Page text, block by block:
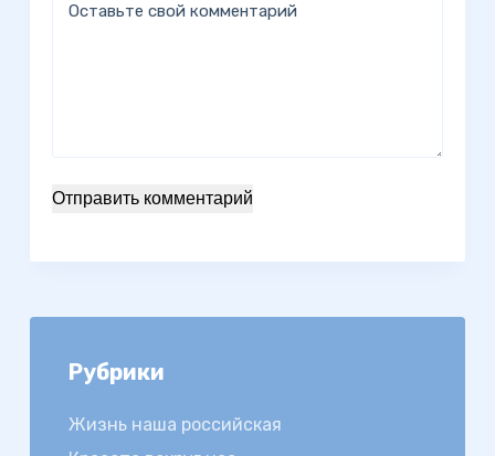
Оставьте свой комментарий
Отправить комментарий
Рубрики
Жизнь наша российская